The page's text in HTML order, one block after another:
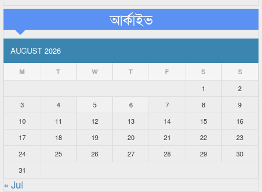
আর্কাইভ
AUGUST 2026
M T W T F S S
1
2
3
4 5 6 7 8
9
10
11 12 13 14 15
16
17
18 19 20 21 22
23
24
25 26 27 28 29
30
31
« Jul